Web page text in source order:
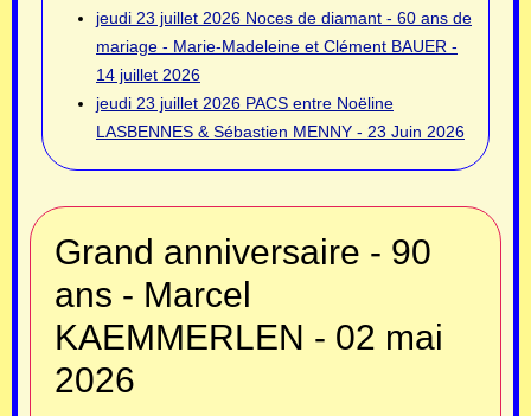
jeudi 23 juillet 2026 Noces de diamant - 60 ans de
mariage - Marie-Madeleine et Clément BAUER -
14 juillet 2026
jeudi 23 juillet 2026 PACS entre Noëline
LASBENNES & Sébastien MENNY - 23 Juin 2026
Grand anniversaire - 90
ans - Marcel
KAEMMERLEN - 02 mai
2026